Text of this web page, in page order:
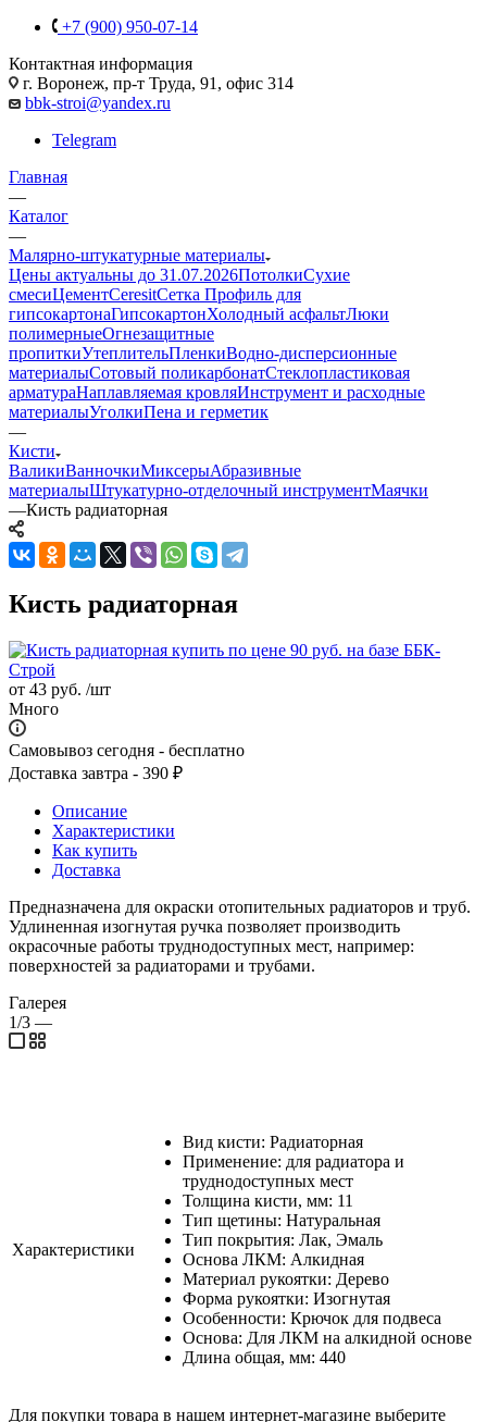
+7 (900) 950-07-14
Контактная информация
г. Воронеж, пр-т Труда, 91, офис 314
bbk-stroi@yandex.ru
Telegram
Главная
—
Каталог
—
Малярно-штукатурные материалы
Цены актуальны до 31.07.2026ПотолкиСухие
смесиЦементCeresitСетка Профиль для
гипсокартонаГипсокартонХолодный асфальтЛюки
полимерныеОгнезащитные
пропиткиУтеплительПленкиВодно-дисперсионные
материалыСотовый поликарбонатСтеклопластиковая
арматураНаплавляемая кровляИнструмент и расходные
материалыУголкиПена и герметик
—
Кисти
ВаликиВанночкиМиксерыАбразивные
материалыШтукатурно-отделочный инструментМаячки
—Кисть радиаторная
Кисть радиаторная
от 43 руб. /шт
Много
Самовывоз сегодня - бесплатно
Доставка завтра - 390 ₽
Описание
Характеристики
Как купить
Доставка
Предназначена для окраски отопительных радиаторов и труб.
Удлиненная изогнутая ручка позволяет производить
окрасочные работы труднодоступных мест, например:
поверхностей за радиаторами и трубами.
Галерея
1/3 —
Характеристики
Вид кисти: Радиаторная
Применение: для радиатора и
труднодоступных мест
Толщина кисти, мм: 11
Тип щетины: Натуральная
Тип покрытия: Лак, Эмаль
Основа ЛКМ: Алкидная
Материал рукоятки: Дерево
Форма рукоятки: Изогнутая
Особенности: Крючок для подвеса
Основа: Для ЛКМ на алкидной основе
Длина общая, мм: 440
Для покупки товара в нашем интернет-магазине выберите